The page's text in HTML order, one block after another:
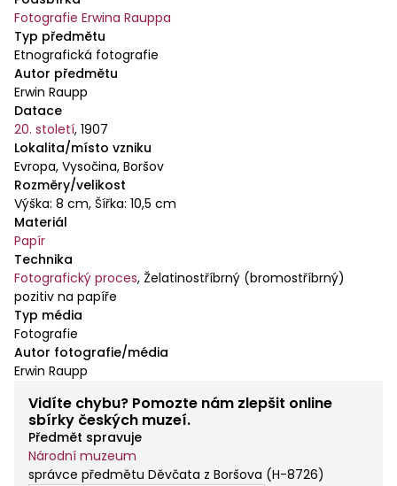
Fotografie Erwina Rauppa
Typ předmětu
Etnografická fotografie
Autor předmětu
Erwin Raupp
Datace
20. století, 1907
Lokalita/místo vzniku
Evropa, Vysočina, Boršov
Rozměry/velikost
Výška: 8 cm, Šířka: 10,5 cm
Materiál
Papír
Technika
Fotografický proces, Želatinostříbrný (bromostříbrný)
pozitiv na papíře
Typ média
Fotografie
Autor fotografie/média
Erwin Raupp
Vidíte chybu? Pomozte nám zlepšit online
sbírky českých muzeí.
Předmět spravuje
Národní muzeum
správce předmětu Děvčata z Boršova (H-8726)